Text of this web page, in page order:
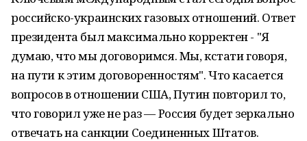
российско-украинских газовых отношений. Ответ
президента был максимально корректен - "Я
думаю, что мы договоримся. Мы, кстати говоря,
на пути к этим договоренностям". Что касается
вопросов в отношении США, Путин повторил то,
что говорил уже не раз — Россия будет зеркально
отвечать на санкции Соединенных Штатов.